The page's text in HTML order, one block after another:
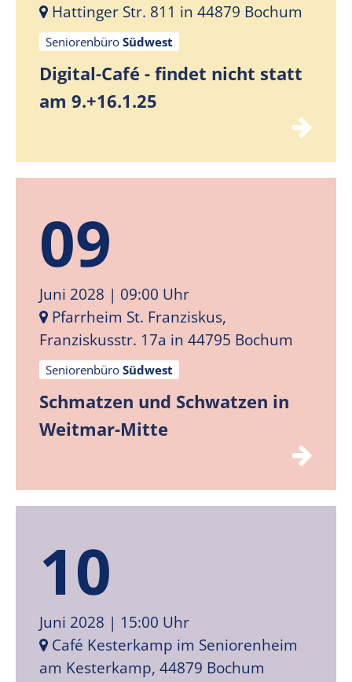
Hattinger Str. 811 in 44879 Bochum
Seniorenbüro Südwest
Digital-Café - findet nicht statt
am 9.+16.1.25
09
Juni 2028 | 09:00 Uhr
Pfarrheim St. Franziskus,
Franziskusstr. 17a in 44795 Bochum
Seniorenbüro Südwest
Schmatzen und Schwatzen in
Weitmar-Mitte
10
Juni 2028 | 15:00 Uhr
Café Kesterkamp im Seniorenheim
am Kesterkamp, 44879 Bochum